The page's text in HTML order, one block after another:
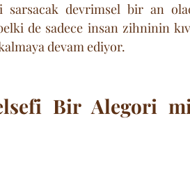
devrimsel bir an
de sadece insan zihninin
devam ediyor.
Bir Alegori